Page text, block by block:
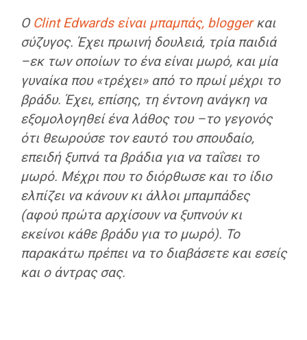
Ο Clint Edwards είναι μπαμπάς, bloggerκαι
σύζυγος. Έχει πρωινή δουλειά, τρία παιδιά
–εκ των οποίων το ένα είναι μωρό, και μία
γυναίκα που «τρέχει» από το πρωί μέχρι το
βράδυ. Έχει, επίσης, τη έντονη ανάγκη να
εξομολογηθεί ένα λάθος του –το γεγονός
ότι θεωρούσε τον εαυτό του σπουδαίο,
επειδή ξυπνά τα βράδια για να ταΐσει το
μωρό. Μέχρι που το διόρθωσε και το ίδιο
ελπίζει να κάνουν κι άλλοι μπαμπάδες
(αφού πρώτα αρχίσουν να ξυπνούν κι
εκείνοι κάθε βράδυ για το μωρό). Το
παρακάτω πρέπει να το διαβάσετε και εσείς
και ο άντρας σας.